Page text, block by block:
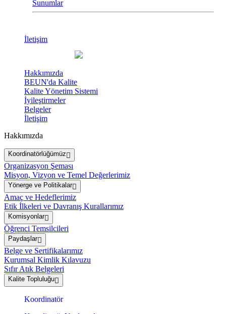
Sunumlar
İletişim
Hakkımızda
BEUN'da Kalite
Kalite Yönetim Sistemi
İyileştirmeler
Belgeler
İletişim
Hakkımızda
Koordinatörlüğümüz
Organizasyon Şeması
Misyon, Vizyon ve Temel Değerlerimiz
Yönerge ve Politikalar
Amaç ve Hedeflerimiz
Etik İlkeleri ve Davranış Kurallarımız
Komisyonlar
Öğrenci Temsilcileri
Paydaşlar
Belge ve Sertifikalarımız
Kurumsal Kimlik Kılavuzu
Sıfır Atık Belgeleri
Kalite Topluluğu
Koordinatör